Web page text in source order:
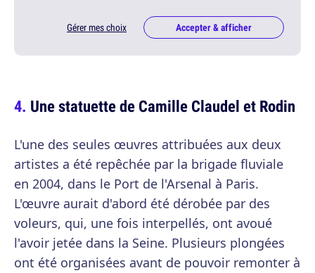
Gérer mes choix Accepter & afficher
Une statuette de Camille Claudel et Rodin
L'une des seules œuvres attribuées aux deux
artistes a été repêchée par la brigade fluviale
en 2004, dans le Port de l'Arsenal à Paris.
L'œuvre aurait d'abord été dérobée par des
voleurs, qui, une fois interpellés, ont avoué
l'avoir jetée dans la Seine. Plusieurs plongées
ont été organisées avant de pouvoir remonter à